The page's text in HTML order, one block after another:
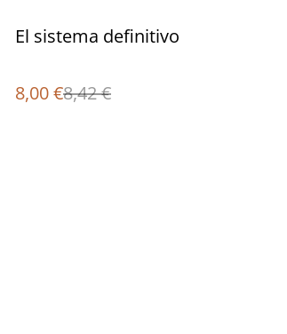
%
El sistema definitivo
8,00 €8,42 €